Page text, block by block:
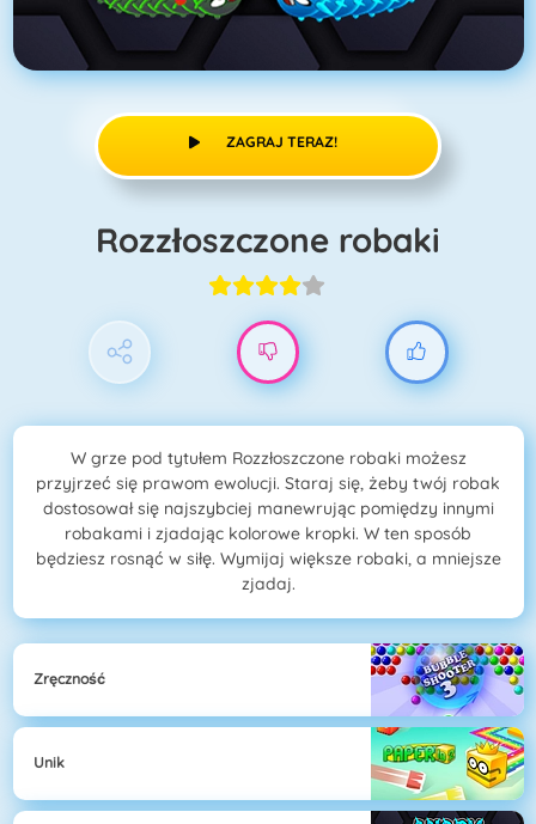
ZAGRAJ TERAZ!
Rozzłoszczone robaki
W grze pod tytułem Rozzłoszczone robaki możesz
przyjrzeć się prawom ewolucji. Staraj się, żeby twój robak
dostosował się najszybciej manewrując pomiędzy innymi
robakami i zjadając kolorowe kropki. W ten sposób
będziesz rosnąć w siłę. Wymijaj większe robaki, a mniejsze
zjadaj.
Zręczność
Unik